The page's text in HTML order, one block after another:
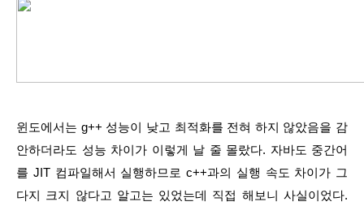
윈도에서는 g++ 성능이 낮고 최적화를 전혀 하지 않았음을 감
안하더라도 성능 차이가 이렇게 날 줄 몰랐다. 자바도 중간어
를 JIT 컴파일해서 실행하므로 c++과의 실행 속도 차이가 그
다지 크지 않다고 알고는 있었는데 직접 해보니 사실이었다.